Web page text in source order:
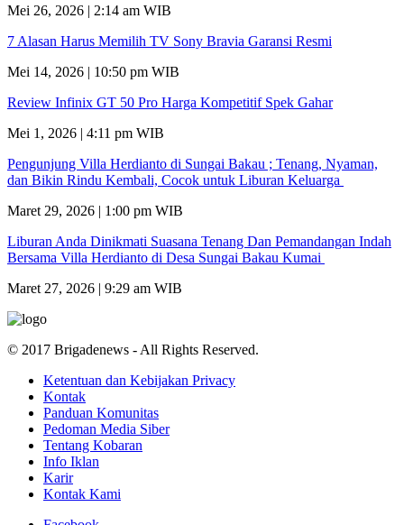
Mei 26, 2026 | 2:14 am WIB
7 Alasan Harus Memilih TV Sony Bravia Garansi Resmi
Mei 14, 2026 | 10:50 pm WIB
Review Infinix GT 50 Pro Harga Kompetitif Spek Gahar
Mei 1, 2026 | 4:11 pm WIB
Pengunjung Villa Herdianto di Sungai Bakau ; Tenang, Nyaman,
dan Bikin Rindu Kembali, Cocok untuk Liburan Keluarga
Maret 29, 2026 | 1:00 pm WIB
Liburan Anda Dinikmati Suasana Tenang Dan Pemandangan Indah
Bersama Villa Herdianto di Desa Sungai Bakau Kumai
Maret 27, 2026 | 9:29 am WIB
© 2017 Brigadenews - All Rights Reserved.
Ketentuan dan Kebijakan Privacy
Kontak
Panduan Komunitas
Pedoman Media Siber
Tentang Kobaran
Info Iklan
Karir
Kontak Kami